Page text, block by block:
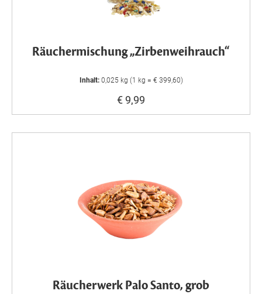
Räuchermischung „Zirbenweihrauch“
Inhalt: 0,025 kg (1 kg = € 399,60)
€ 9,99
Räucherwerk Palo Santo, grob